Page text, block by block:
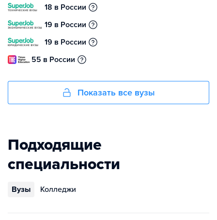
18 в России
19 в России
19 в России
55 в России
Показать все вузы
Подходящие
специальности
Вузы Колледжи